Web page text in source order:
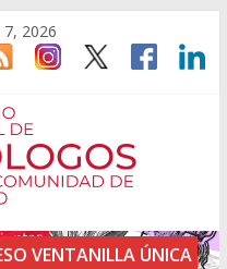
2026
VENTANILLA ÚNICA